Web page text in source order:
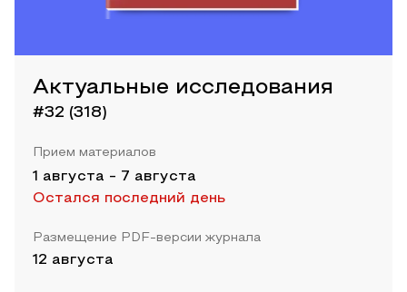
Актуальные исследования
#32 (318)
Прием материалов
1 августа - 7 августа
Остался последний день
Размещение PDF-версии журнала
12 августа